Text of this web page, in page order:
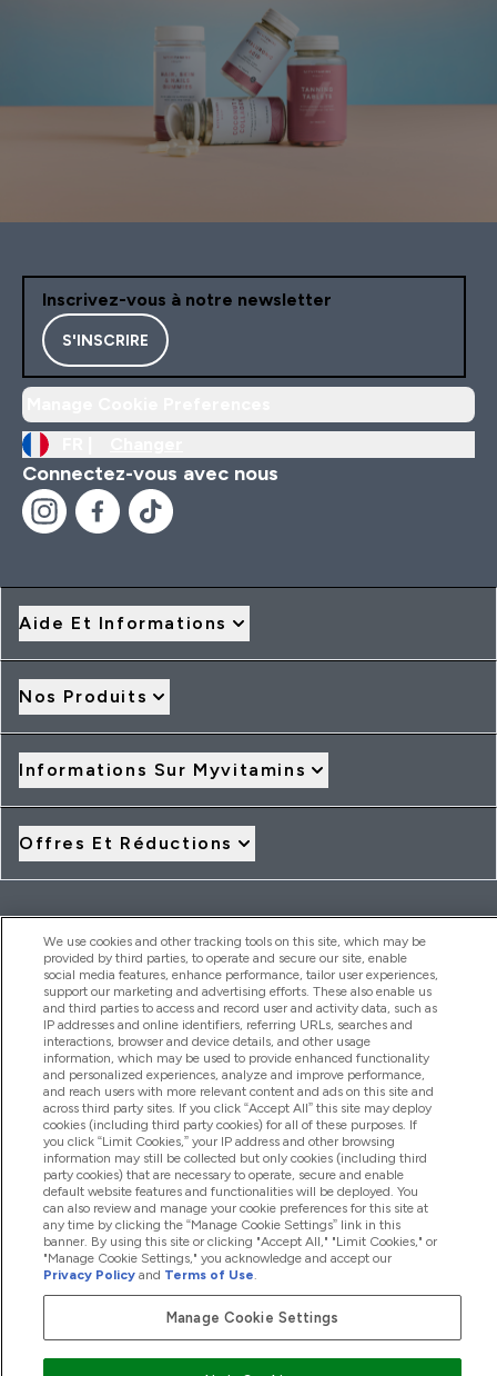
Inscrivez-vous à notre newsletter
S'INSCRIRE
Connectez-vous avec nous
Aide Et Informations
Nos Produits
Informations Sur Myvitamins
Offres Et Réductions
MyVitamins.com is an Introducer Appointed Representative of
Frasers Group Financial Services Limited (FRN: 311908) who are
authorised and regulated by the Financial Conduct Authority as
a lender. Frasers Plus is a credit product provided by Frasers
Group Financial Services Limited (FRN: 311908) and is subject
to your financial circumstances. For regulated payment
services, Frasers Group Financial Services Limited is a payment
agent of Transact Payments Limited, a company authorised
and regulated by the Gibraltar Financial Services Commission
as an electronic money institution. Missed payments may
affect your credit score
Pay with
We use cookies and other tracking tools on this site, which may be
provided by third parties, to operate and secure our site, enable
social media features, enhance performance, tailor user experiences,
support our marketing and advertising efforts. These also enable us
and third parties to access and record user and activity data, such as
IP addresses and online identifiers, referring URLs, searches and
interactions, browser and device details, and other usage
information, which may be used to provide enhanced functionality
and personalized experiences, analyze and improve performance,
and reach users with more relevant content and ads on this site and
across third party sites. If you click “Accept All” this site may deploy
cookies (including third party cookies) for all of these purposes. If
you click “Limit Cookies,” your IP address and other browsing
information may still be collected but only cookies (including third
party cookies) that are necessary to operate, secure and enable
default website features and functionalities will be deployed. You
can also review and manage your cookie preferences for this site at
any time by clicking the “Manage Cookie Settings” link in this
banner. By using this site or clicking "Accept All," "Limit Cookies," or
"Manage Cookie Settings," you acknowledge and accept our
Privacy Policyand Terms of Use.
Manage Cookie Settings